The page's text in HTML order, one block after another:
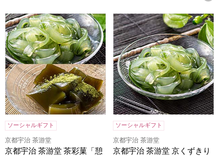
京都宇治 茶游堂 茶彩菓「憩い」【年間ギフト】
ソーシャルギフト
京都宇治 茶游堂
京都宇治 茶游堂 茶彩菓「憩
京都宇治 茶游堂 京くずきり
ソーシャルギフト
京都宇治 茶游堂
京都宇治 茶游堂 京くずきり